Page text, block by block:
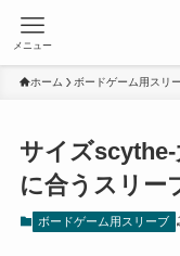
メニュー
ホーム ボードゲーム用スリ
サイズ
に合うスリー
ボードゲーム用スリーブ